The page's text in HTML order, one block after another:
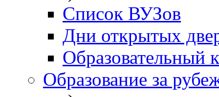
Список ВУЗов
Дни открытых
Образовательный
Образование за